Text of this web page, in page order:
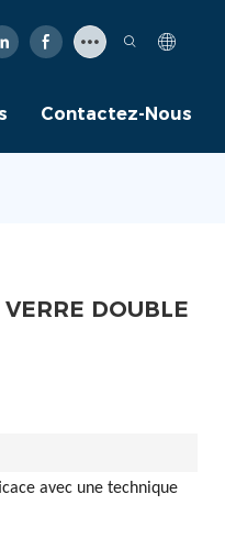
Contactez-Nous
DOUBLE
avec une technique